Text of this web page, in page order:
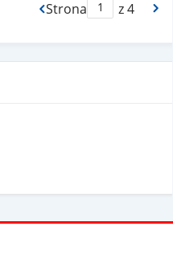
Strona
Max Stronaz 4